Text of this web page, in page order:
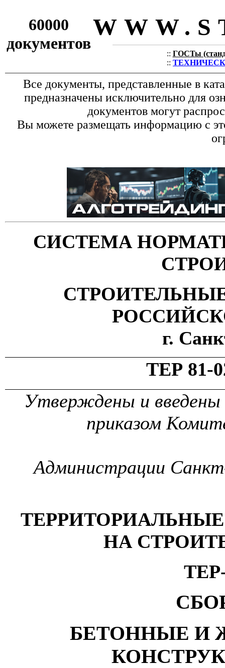
60000
документов
:: ГОСТы
::
Все документы, представленные в
предназначены исключительно для
документов могут
Вы можете размещать информацию с
СИСТЕМА
г.
ТЕР 81-
Утверждены и введены
приказом
Администрации
НА
БЕТОННЫЕ И